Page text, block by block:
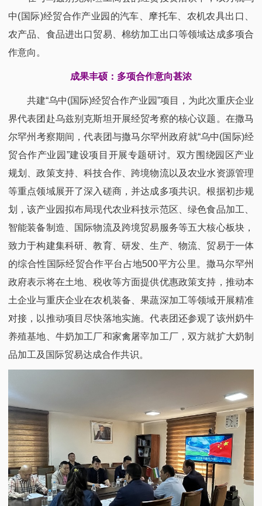
中(国际)经贸合作产业园的汽车、摩托车、农机农具出口、
农产品、食品进出口贸易、棉纺加工出口等领域达成多项合
作意向。
成果丰硕：多项合作意向甚浓
共建“乌中(国际)经贸合作产业园”项目，为此次重庆企业
界代表团赴乌兹别克斯坦开展经贸考察的核心议题。在撒马
尔罕州考察期间，代表团与撒马尔罕州政府就“乌中(国际)经
贸合作产业园”建设项目开展专题研讨。双方围绕园区产业
规划、政策支持、科技合作、跨境物流以及农业水资源管理
等重点领域展开了深入磋商，并达成多项共识。根据初步规
划，该产业园拟布局现代农业科技示范区、绿色食品加工、
智能装备制造、国际物流及跨境贸易服务等五大核心板块，
致力于构建集科研、教育、研发、生产、物流、贸易于一体
的综合性国际经贸合作平台占地500平方公里。撒马尔罕州
政府表示将在土地、税收等方面提供优惠政策支持，推动本
土企业与重庆企业在农机装备、果蔬深加工等领域开展精准
对接，以推动项目尽快落地实施。代表团还参观了该州奶牛
养殖基地、牛奶加工厂和家禽屠宰加工厂，双方就扩大奶制
品加工及国际贸易达成合作共识。